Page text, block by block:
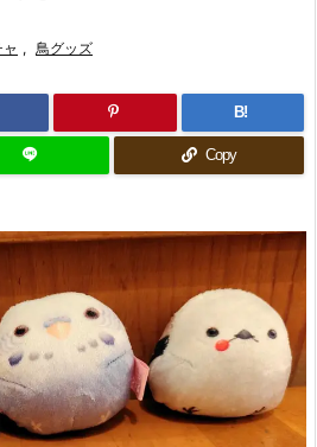
, 鳥グッズ
B!
Copy